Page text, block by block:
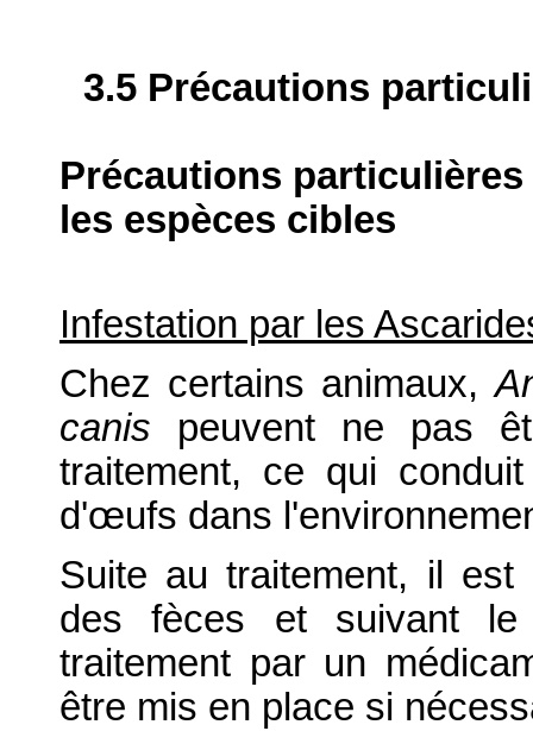
3.5 Précautions
Précautions
les espèces cibles
Infestation par les
Chez certains animaux,
canis peuvent ne pas
traitement, ce qui
d'œufs dans
Suite au traitement, il
des fèces et suivant
traitement par un
être mis en place si